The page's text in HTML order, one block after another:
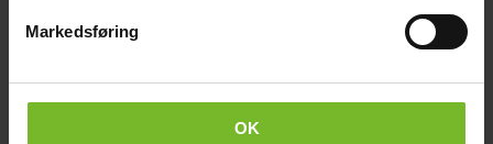
Markedsføring
OK